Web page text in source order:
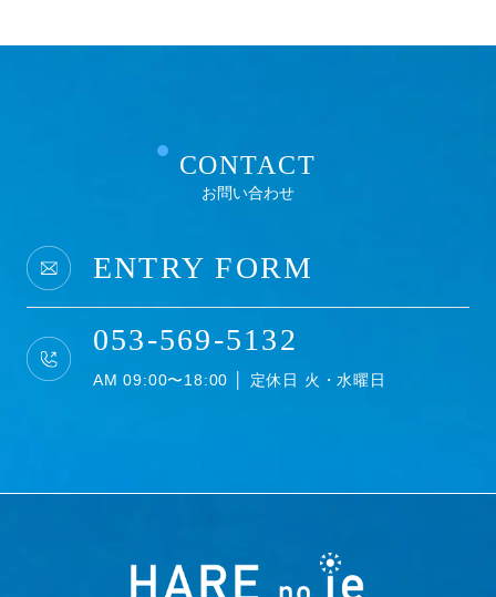
CONTACT
お問い合わせ
ENTRY FORM
053-569-5132
AM 09:00〜18:00 │ 定休日 火・水曜日